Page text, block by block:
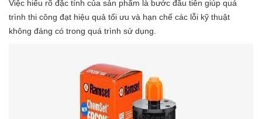
Việc hiểu rõ đặc tính của sản phẩm là bước đầu tiên giúp quá
trình thi công đạt hiệu quả tối ưu và hạn chế các lỗi kỹ thuật
không đáng có trong quá trình sử dụng.